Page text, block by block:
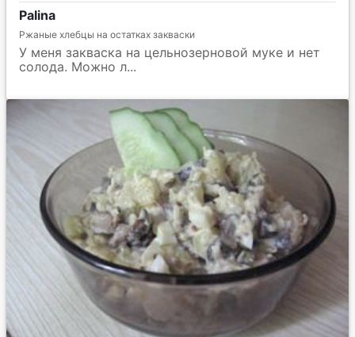
Palina
Ржаные хлебцы на остатках закваски
У меня закваска на цельнозерновой муке и нет
солода. Можно л